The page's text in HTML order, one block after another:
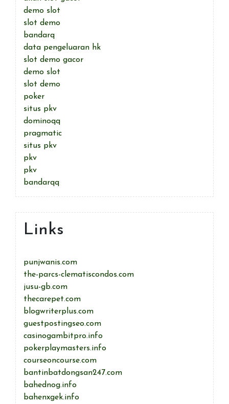
demo slot
slot demo
bandarq
data pengeluaran hk
slot demo gacor
demo slot
slot demo
poker
situs pkv
dominoqq
pragmatic
situs pkv
pkv
pkv
bandarqq
Links
punjwanis.com
the-parcs-clematiscondos.com
jusu-gb.com
thecarepet.com
blogwriterplus.com
guestpostingseo.com
casinogambitpro.info
pokerplaymasters.info
courseoncourse.com
bantinbatdongsan247.com
bahednog.info
bahenxgek.info